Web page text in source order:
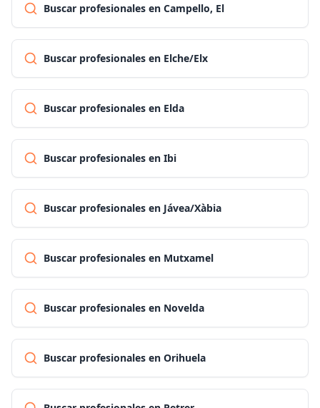
Buscar profesionales en Campello, El
Buscar profesionales en Elche/Elx
Buscar profesionales en Elda
Buscar profesionales en Ibi
Buscar profesionales en Jávea/Xàbia
Buscar profesionales en Mutxamel
Buscar profesionales en Novelda
Buscar profesionales en Orihuela